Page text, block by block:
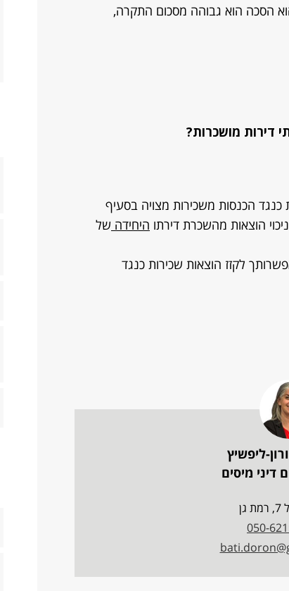
הסכה הוא גבוהה מסכום התקרה,
דירות מושכרות?
הכנסות משכירות מצויה בסעיף
היחידה של
לקזז הוצאות שכירות כנגד
ליפשיץ
דיני מיסים
050-